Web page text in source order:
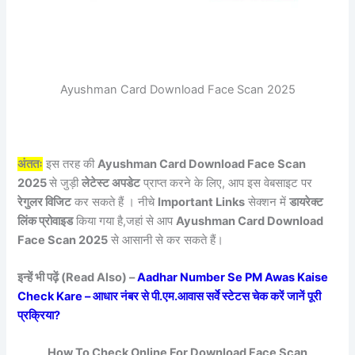
Ayushman Card Download Face Scan 2025
अंततः इस तरह कीAyushman Card Download Face Scan
2025से जुड़ीलेटेस्ट अपडेटप्राप्त करने के लिए, आप इस वेबसाइट पर
रेगुलर विजिटकर सकते हैं । नीचे Important Links सेक्शन मेंडायरेक्ट
लिंक प्रोवाइडकिया गया है,जहां से आपAyushman Card Download
Face Scan 2025 से आसानी से कर सकते हैं।
इन्हें भी पढ़ें (Read Also) –Aadhar Number Se PM Awas Kaise
Check Kare – आधार नंबर से पी.एम.आवास सर्वे स्टेटस चेक करें जानें पूरी
प्रक्रिया?